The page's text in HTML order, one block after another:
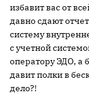
избавит вас от
давно сдают
систему
с учетной
оператору ЭДО, а
давит полки в
дело?!